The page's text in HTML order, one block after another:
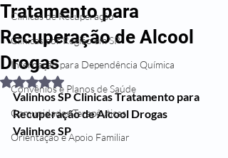
Clínicas de Recuperação
Clínicas por Região em SP
Internação para Dependência Química
Convênios e Planos de Saúde
Comunidades Terapêuticas
Orientação e Apoio Familiar
Tratamento para
Recuperação de Alcool
Drogas
Avaliado com NaN de 5 estrelas.
Valinhos SP Clinicas Tratamento para
Recuperação de Alcool Drogas
Valinhos SP